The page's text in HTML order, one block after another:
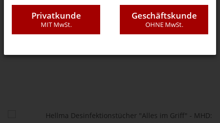
Privatkunde
MIT MwSt.
Geschäftskunde
OHNE MwSt.